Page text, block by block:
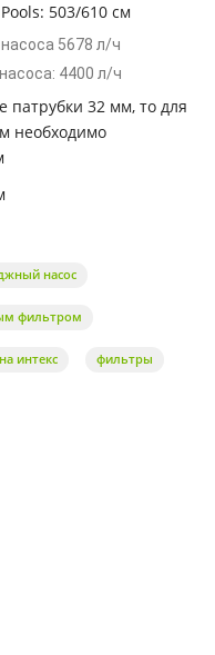
503/610 см
5678 л/ч
4400 л/ч
патрубки 32 мм, то для
необходимо
насос
фильтром
интекс фильтры